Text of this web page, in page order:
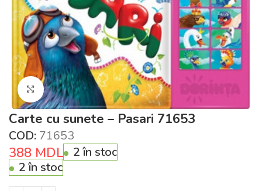
Click pentru a mări
Carte cu sunete – Pasari 71653
COD: 71653
388 MDL
2 în stoc
2 în stoc